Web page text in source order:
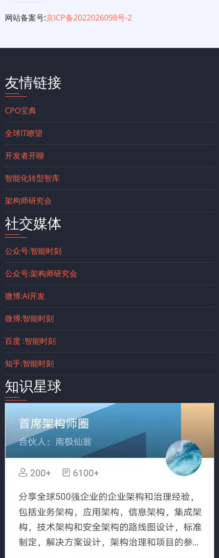
网站备案号:京ICP备2022026098号-2
友情链接
CPO宝典
全球IT瞭望
开发者开聊
智能化转型智库
架构师研究会
社交媒体
公众号:智能时刻
公众号:架构师研究会
微博:AI开发
微博:智能时刻
百度 :智能时刻
知乎:智能时刻
知识星球